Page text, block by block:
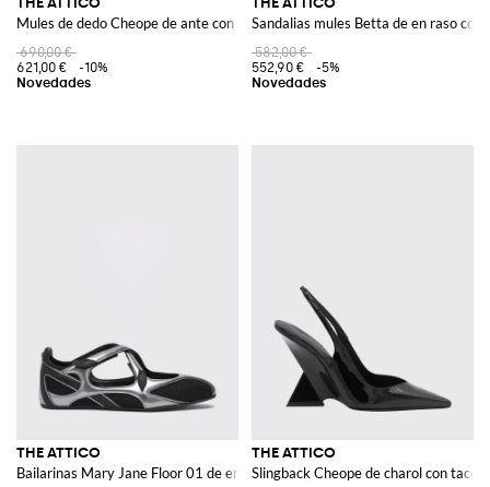
Mules de dedo Cheope de ante con tacón de cuña escultural
690,00 €
621,00 €
-10%
Sandalias mules Betta de en raso
582,00 €
552,90 €
-5%
THE ATTICO
Bailarinas Mary Jane Floor 01 de en malla bicolor con cierre de velcro
THE ATTICO
Slingback Cheope de charol con